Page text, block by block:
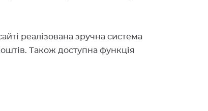
реалізована зручна система
Також доступна функція